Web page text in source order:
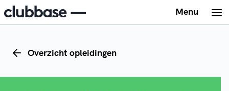
Menu
Overzicht opleidingen